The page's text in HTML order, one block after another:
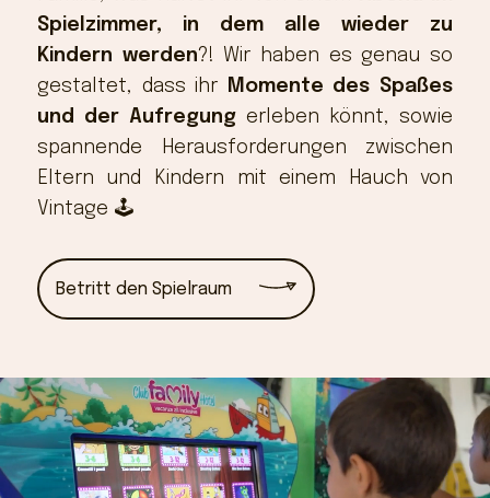
Spielzimmer, in dem alle wieder zu
Kindern werden?! Wir haben es genau so
gestaltet, dass ihr
Momente des Spaßes
und der Aufregungerleben könnt, sowie
spannende Herausforderungen zwischen
Eltern und Kindern mit einem Hauch von
Vintage 🕹
Betritt den Spielraum